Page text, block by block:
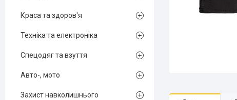
Краса та здоров'я
Техніка та електроніка
Спецодяг та взуття
Авто-, мото
Захист навколишнього